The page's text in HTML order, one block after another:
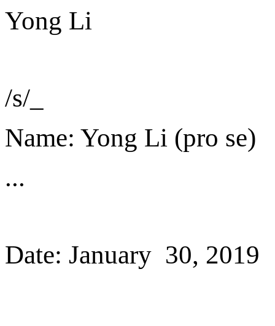
Yong Li
/s/
Name: Yong Li (pro se)
...
Date: January 30, 2019